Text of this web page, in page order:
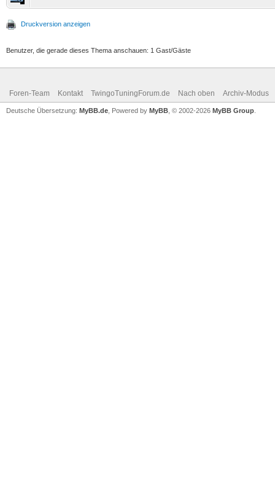
Druckversion anzeigen
Benutzer, die gerade dieses Thema anschauen: 1 Gast/Gäste
Foren-Team Kontakt TwingoTuningForum.de Nach oben Archiv-Modus
Deutsche Übersetzung: MyBB.de , Powered by MyBB , © 2002-2026 MyBB Group